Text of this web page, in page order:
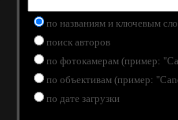
по названиям и ключевым
поиск авторов
по фотокамерам (пример:
по объективам (пример:
по дате загрузки